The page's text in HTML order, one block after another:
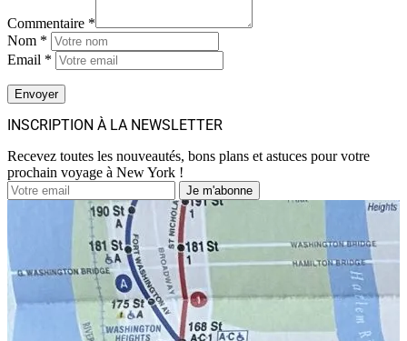
Commentaire *
Nom *
Email *
INSCRIPTION À LA NEWSLETTER
Recevez toutes les nouveautés, bons plans et astuces pour votre
prochain voyage à New York !
Je m'abonne